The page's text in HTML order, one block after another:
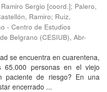
Sergio [coord.]; Palero,
Ramiro; Ruiz,
- Centro de Estudios
Belgrano (CESIUB), Abr-
se encuentra en cuarentena,
personas en el viejo
paciente de riesgo? En una
encerrado ...